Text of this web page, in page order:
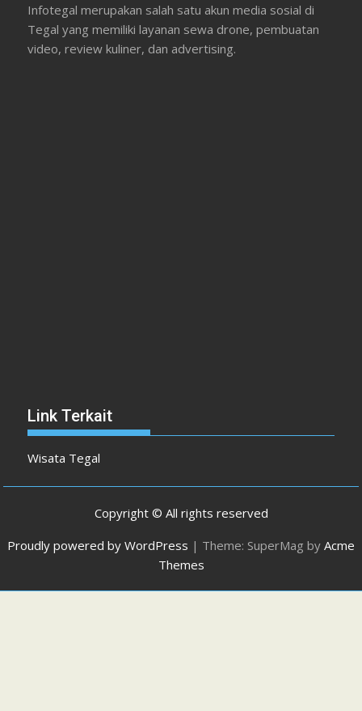
Infotegal merupakan salah satu akun media sosial di
Tegal yang memiliki layanan sewa drone, pembuatan
video, review kuliner, dan advertising.
Link Terkait
Wisata Tegal
Copyright © All rights reserved
Proudly powered by WordPress | Theme: SuperMag by Acme
Themes